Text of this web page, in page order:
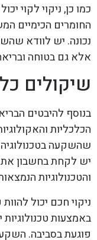
כמו כן, ניקוי לקוי
החומרים הכימיים
נכונה. יש לוודא
אלא גם בטוחה
שיקולים
בנוסף להיבטים
הכלכליות
שהשקעה
יש לקחת בחשבון
והטכנולוגיות
ניקוי חכם יכול
באמצעות
פוגעת בסביבה.